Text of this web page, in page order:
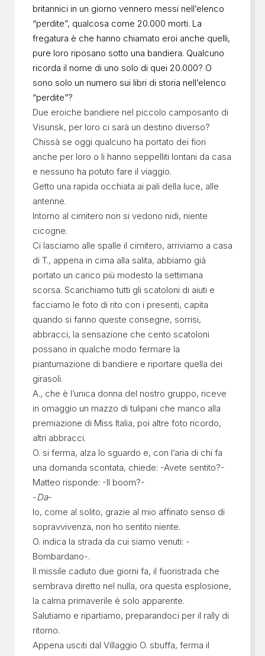
britannici in un giorno vennero messi nell’elenco
“perdite”, qualcosa come 20.000 morti. La
fregatura è che hanno chiamato eroi anche quelli,
pure loro riposano sotto una bandiera. Qualcuno
ricorda il nome di uno solo di quei 20.000? O
sono solo un numero sui libri di storia nell’elenco
“perdite”?
Due eroiche bandiere nel piccolo camposanto di
Visunsk, per loro ci sarà un destino diverso?
Chissà se oggi qualcuno ha portato dei fiori
anche per loro o li hanno seppelliti lontani da casa
e nessuno ha potuto fare il viaggio.
Getto una rapida occhiata ai pali della luce, alle
antenne.
Intorno al cimitero non si vedono nidi, niente
cicogne.
Ci lasciamo alle spalle il cimitero, arriviamo a casa
di T., appena in cima alla salita, abbiamo già
portato un carico più modesto la settimana
scorsa. Scarichiamo tutti gli scatoloni di aiuti e
facciamo le foto di rito con i presenti, capita
quando si fanno queste consegne, sorrisi,
abbracci, la sensazione che cento scatoloni
possano in qualche modo fermare la
piantumazione di bandiere e riportare quella dei
girasoli.
A., che è l’unica donna del nostro gruppo, riceve
in omaggio un mazzo di tulipani che manco alla
premiazione di Miss Italia, poi altre foto ricordo,
altri abbracci.
O. si ferma, alza lo sguardo e, con l’aria di chi fa
una domanda scontata, chiede: -Avete sentito?-
Matteo risponde: -Il boom?-
-Da-
Io, come al solito, grazie al mio affinato senso di
sopravvivenza, non ho sentito niente.
O. indica la strada da cui siamo venuti: -
Bombardano-.
Il missile caduto due giorni fa, il fuoristrada che
sembrava diretto nel nulla, ora questa esplosione,
la calma primaverile è solo apparente.
Salutiamo e ripartiamo, preparandoci per il rally di
ritorno.
Appena usciti dal Villaggio O. sbuffa, ferma il